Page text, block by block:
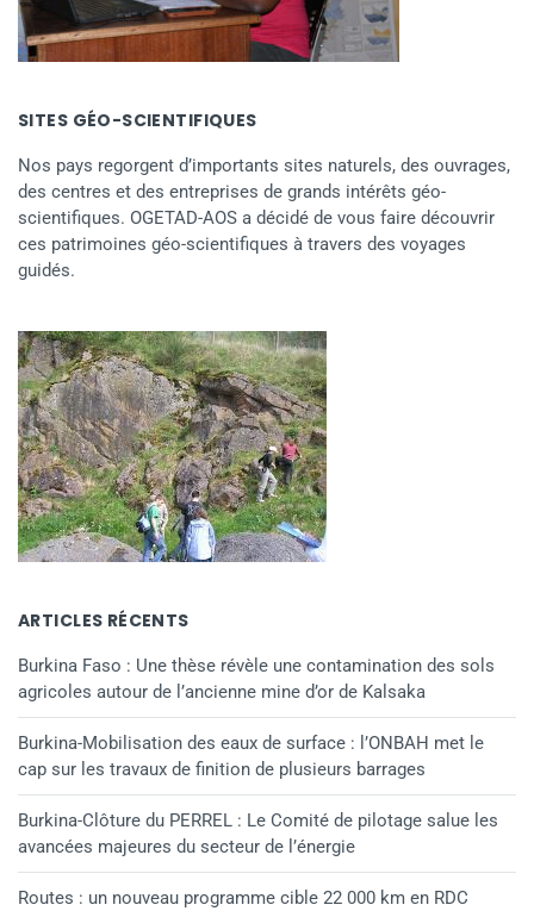
SITES GÉO-SCIENTIFIQUES
Nos pays regorgent d’importants sites naturels, des ouvrages,
des centres et des entreprises de grands intérêts géo-
scientifiques. OGETAD-AOS a décidé de vous faire découvrir
ces patrimoines géo-scientifiques à travers des voyages
guidés.
ARTICLES RÉCENTS
Burkina Faso : Une thèse révèle une contamination des sols
agricoles autour de l’ancienne mine d’or de Kalsaka
Burkina-Mobilisation des eaux de surface : l’ONBAH met le
cap sur les travaux de finition de plusieurs barrages
Burkina-Clôture du PERREL : Le Comité de pilotage salue les
avancées majeures du secteur de l’énergie
Routes : un nouveau programme cible 22 000 km en RDC